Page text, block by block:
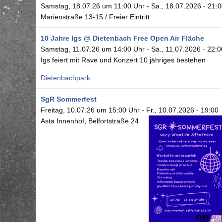
Samstag, 18.07.26 um 11:00 Uhr - Sa., 18.07.2026 -
Marienstraße 13-15 / Freier Eintritt
10 Jahre Igs @ Dietenbach Free Open Air Fläche
Samstag, 11.07.26 um 14:00 Uhr - Sa., 11.07.2026 -
Igs feiert mit Rave und Konzert 10 jähriges bestehen
Dietenbachpark
SgR Sommerfest
Freitag, 10.07.26 um 15:00 Uhr - Fr., 10.07.2026 - 19:00
Asta Innenhof, Belfortstraße 24